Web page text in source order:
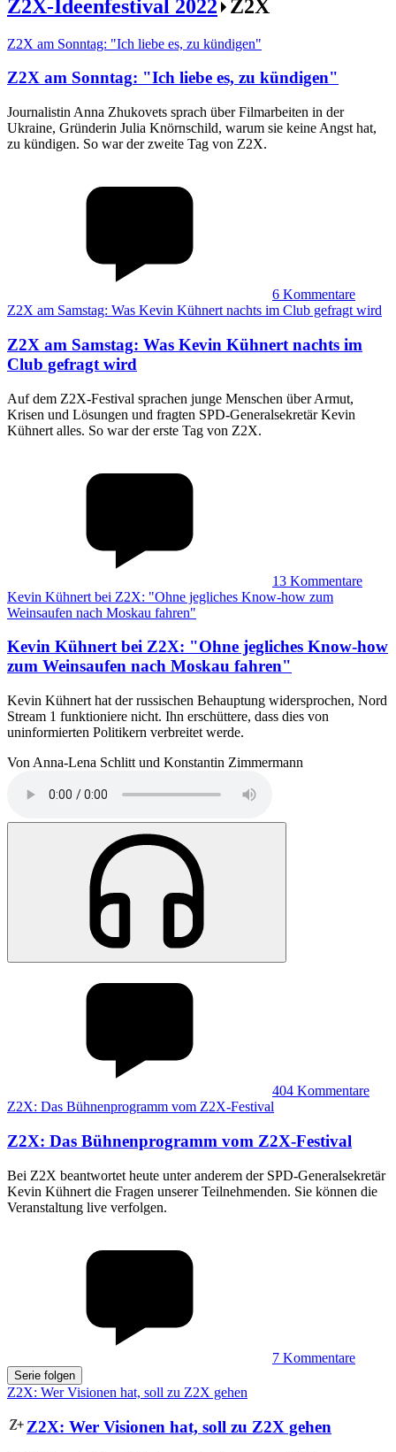
Z2X-Ideenfestival 2022 Z2X
Z2X am Sonntag: "Ich liebe es, zu kündigen"
Z2X am Sonntag: "Ich liebe es, zu kündigen"
Journalistin Anna Zhukovets sprach über Filmarbeiten in der
Ukraine, Gründerin Julia Knörnschild, warum sie keine Angst hat,
zu kündigen. So war der zweite Tag von Z2X.
6 Kommentare
Z2X am Samstag: Was Kevin Kühnert nachts im Club gefragt wird
Z2X am Samstag: Was Kevin Kühnert nachts im
Club gefragt wird
Auf dem Z2X-Festival sprachen junge Menschen über Armut,
Krisen und Lösungen und fragten SPD-Generalsekretär Kevin
Kühnert alles. So war der erste Tag von Z2X.
13 Kommentare
Kevin Kühnert bei Z2X: "Ohne jegliches Know-how zum
Weinsaufen nach Moskau fahren"
Kevin Kühnert bei Z2X: "Ohne jegliches Know-how
zum Weinsaufen nach Moskau fahren"
Kevin Kühnert hat der russischen Behauptung widersprochen, Nord
Stream 1 funktioniere nicht. Ihn erschüttere, dass dies von
uninformierten Politikern verbreitet werde.
Von Anna-Lena Schlitt und Konstantin Zimmermann
404 Kommentare
Z2X: Das Bühnenprogramm vom Z2X-Festival
Z2X: Das Bühnenprogramm vom Z2X-Festival
Bei Z2X beantwortet heute unter anderem der SPD-Generalsekretär
Kevin Kühnert die Fragen unserer Teilnehmenden. Sie können die
Veranstaltung live verfolgen.
7 Kommentare
Serie folgen
Z2X: Wer Visionen hat, soll zu Z2X gehen
Z2X: Wer Visionen hat, soll zu Z2X gehen